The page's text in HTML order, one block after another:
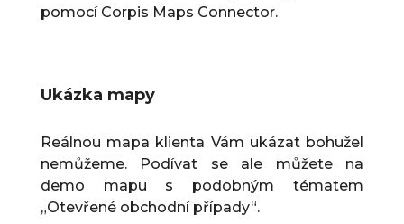
pomocí Corpis Maps Connector.
Ukázka mapy
Reálnou mapa klienta Vám ukázat bohužel
nemůžeme. Podívat se ale můžete na
demo mapu s podobným tématem
„Otevřené obchodní případy“.